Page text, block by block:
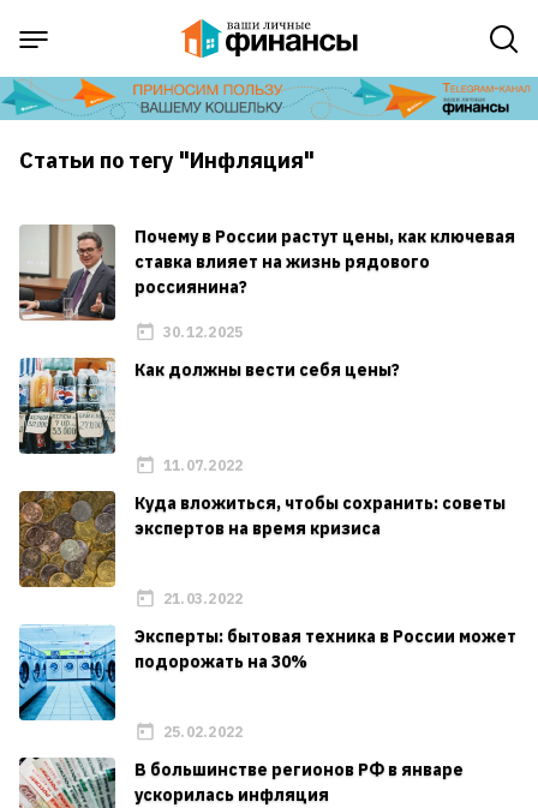
Статьи по тегу "Инфляция"
Почему в России растут цены, как ключевая
ставка влияет на жизнь рядового
россиянина?
30.12.2025
Как должны вести себя цены?
11.07.2022
Куда вложиться, чтобы сохранить: советы
экспертов на время кризиса
21.03.2022
Эксперты: бытовая техника в России может
подорожать на 30%
25.02.2022
В большинстве регионов РФ в январе
ускорилась инфляция